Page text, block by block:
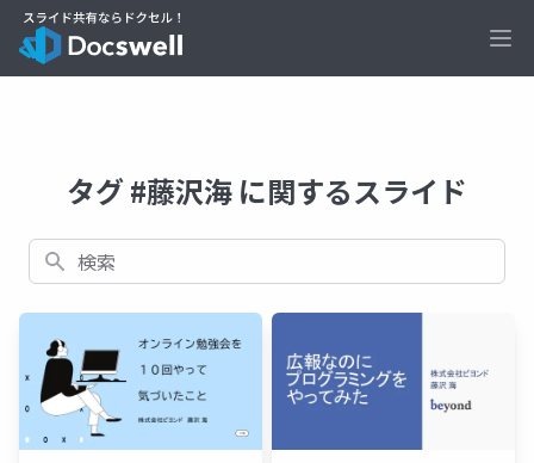
タグ #藤沢海 に関するスライド
検索